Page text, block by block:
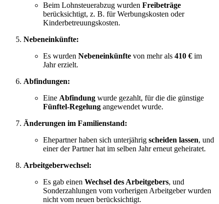
Beim Lohnsteuerabzug wurden Freibeträge
berücksichtigt, z. B. für Werbungskosten oder
Kinderbetreuungskosten.
Nebeneinkünfte:
Es wurden Nebeneinkünfte von mehr als 410 € im
Jahr erzielt.
Abfindungen:
Eine Abfindung wurde gezahlt, für die die günstige
Fünftel-Regelung angewendet wurde.
Änderungen im Familienstand:
Ehepartner haben sich unterjährig scheiden lassen, und
einer der Partner hat im selben Jahr erneut geheiratet.
Arbeitgeberwechsel:
Es gab einen Wechsel des Arbeitgebers, und
Sonderzahlungen vom vorherigen Arbeitgeber wurden
nicht vom neuen berücksichtigt.